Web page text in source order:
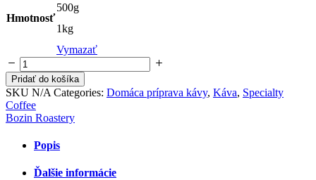
Hmotnosť
500g
1kg
Vymazať
Pridať do košíka
SKU N/A Categories: Domáca príprava kávy, Káva, Specialty
Coffee
Bozin Roastery
Popis
Ďalšie informácie